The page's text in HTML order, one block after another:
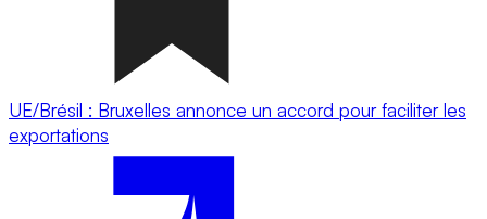
UE/Brésil : Bruxelles annonce un accord pour faciliter les
exportations